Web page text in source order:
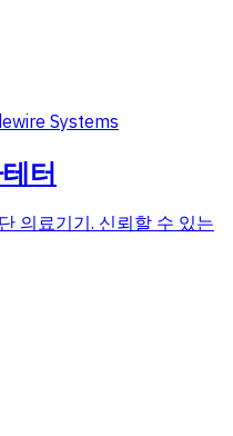
Systems
터
의료기기. 신뢰할 수 있는